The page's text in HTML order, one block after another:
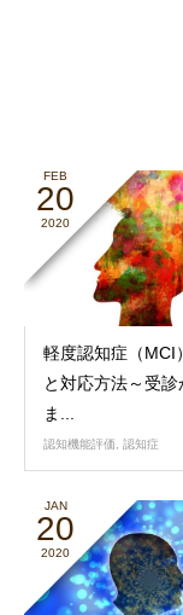
FEB
20
2020
軽度認知症（MCI
と対応方法～受
ま...
認知機能評価, 認知症
JAN
20
2020